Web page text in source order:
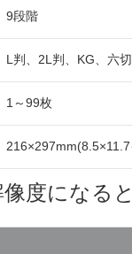
9段階
L判、2L判、KG、六
1～99枚
度になる